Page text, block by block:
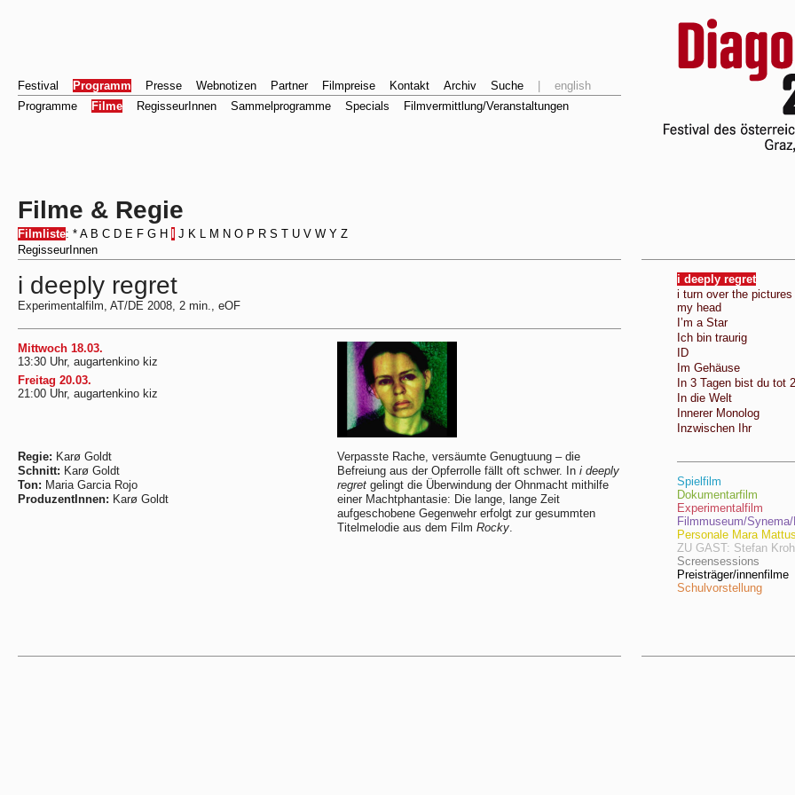
Festival Programm Presse Webnotizen Partner Filmpreise Kontakt Archiv Suche
english
Programme
Filme RegisseurInnen Sammelprogramme Specials Filmvermittlung/Veranstaltungen
Filme & Regie
Filmliste: * A B C D E F G H J K L M N O P R S T U V W Y Z
RegisseurInnen
i deeply regret
Experimentalfilm, AT/DE 2008, 2 min., eOF
Mittwoch 18.03.
13:30 Uhr, augartenkino kiz
Freitag 20.03.
21:00 Uhr, augartenkino kiz
Regie: Karø Goldt
Schnitt: Karø Goldt
Ton: Maria Garcia Rojo
ProduzentInnen: Karø Goldt
Verpasste Rache, versäumte Genugtuung – die
Befreiung aus der Opferrolle fällt oft schwer. In i deeply
regret gelingt die Überwindung der Ohnmacht mithilfe
einer Machtphantasie: Die lange, lange Zeit
aufgeschobene Gegenwehr erfolgt zur gesummten
Titelmelodie aus dem Film Rocky.
i deeply regret
i turn over the
my head
I’m a Star
Ich bin traurig
ID
Im Gehäuse
In 3 Tagen bist du tot 2
In die Welt
Innerer Monolog
Inzwischen Ihr
Spielfilm
Dokumentarfilm
Experimentalfilm
Filmmuseum/
Personale Mara
ZU GAST: Stefan
Screensessions
Preisträger/innenfilme
Schulvorstellung